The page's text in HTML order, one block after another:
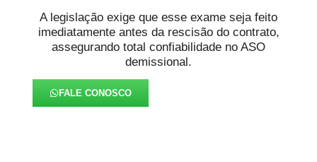
A legislação exige que esse exame seja feito
imediatamente antes da rescisão do contrato,
assegurando total confiabilidade no ASO
demissional.
FALE CONOSCO